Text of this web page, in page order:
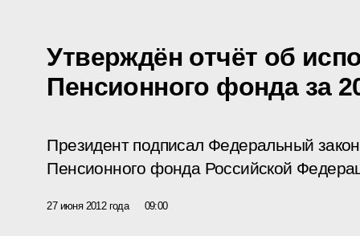
Утверждён отчёт об
Пенсионного фонда за
Президент подписал Федеральный
Пенсионного фонда Российской
27 июня 2012 года 09:00